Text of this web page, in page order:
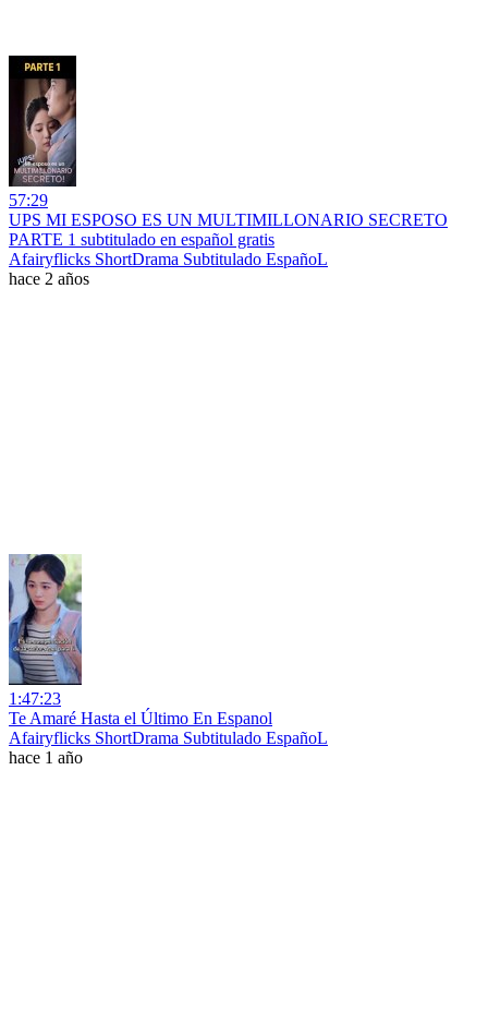
57:29
UPS MI ESPOSO ES UN MULTIMILLONARIO SECRETO
PARTE 1 subtitulado en español gratis
Afairyflicks ShortDrama Subtitulado EspañoL
hace 2 años
1:47:23
Te Amaré Hasta el Último En Espanol
Afairyflicks ShortDrama Subtitulado EspañoL
hace 1 año